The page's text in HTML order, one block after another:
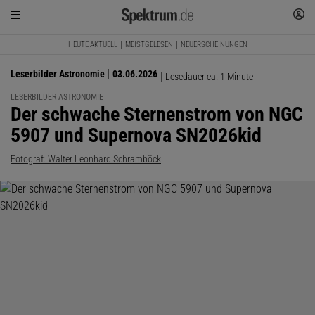
HEUTE AKTUELL MEISTGELESEN NEUERSCHEINUNGEN
Leserbilder Astronomie 03.06.2026 Lesedauer ca. 1 Minute
LESERBILDER ASTRONOMIE
:
Der schwache Sternenstrom von NGC
5907 und Supernova SN2026kid
Fotograf: Walter Leonhard Schramböck